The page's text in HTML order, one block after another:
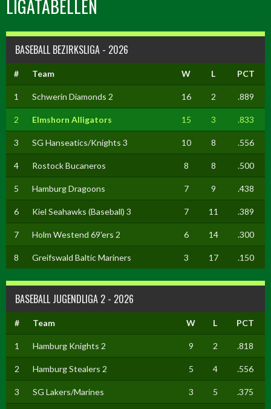
LIGATABELLEN
BASEBALL BEZIRKSLIGA - 2026
# Team W L PCT
1 Schwerin Diamonds 2 16 2 .889
2 Elmshorn Alligators 15 3 .833
3 SG Hanseatics/Knights 3 10 8 .556
4 Rostock Bucaneros 8 8 .500
5 Hamburg Dragoons 7 9 .438
6 Kiel Seahawks (Baseball) 3 7 11 .389
7 Holm Westend 69'ers 2 6 14 .300
8 Greifswald Baltic Mariners 3 17 .150
BASEBALL JUGENDLIGA 2 - 2026
# Team W L PCT
1 Hamburg Knights 2 9 2 .818
2 Hamburg Stealers 2 5 4 .556
3 SG Lakers/Marines 3 5 .375